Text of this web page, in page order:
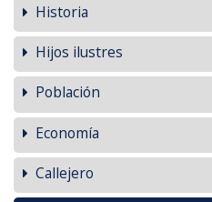
Historia
Hijos ilustres
Población
Economía
Callejero